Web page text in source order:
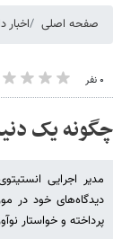
صفحه اصلی
۰ نفر
چگونه یک
مدیر اجرایی
دیدگاه‌های خود در
پرداخته و خواستار